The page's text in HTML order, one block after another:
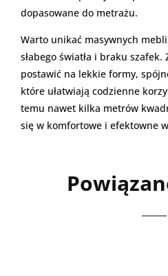
dopasowane do metrażu.
Warto unikać masywnych
słabego światła i braku
postawić na lekkie formy,
które ułatwiają codzienne
temu nawet kilka metrów
się w komfortowe i efektowne